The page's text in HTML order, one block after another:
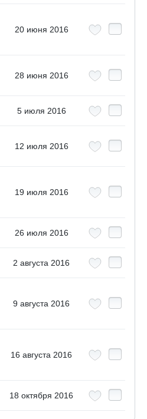
20 июня 2016
28 июня 2016
5 июля 2016
12 июля 2016
19 июля 2016
26 июля 2016
2 августа 2016
9 августа 2016
16 августа 2016
18 октября 2016